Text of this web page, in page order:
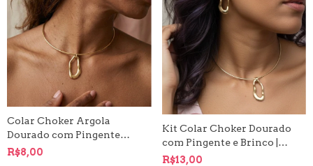
Colar Choker Argola
Dourado com Pingente
Ondulado
R$8,00
Kit Colar Choker Dourado
com Pingente e Brinco |
Formato Ondulado
R$13,00